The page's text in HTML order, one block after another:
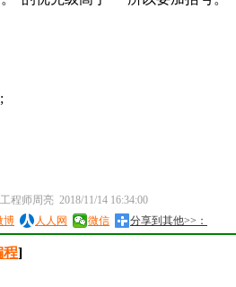
程师周亮 2018/11/14 16:34:00
博 人人网 微信 分享到其他>>：
程]